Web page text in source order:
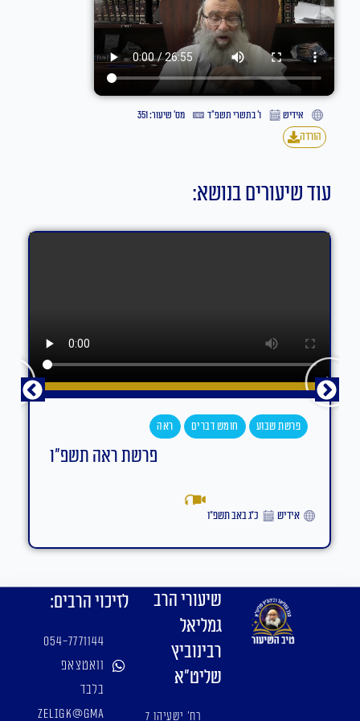
אידיש ו׳ בתשרי תשפ״ד
מס' שיעור: 351
הורדה
עוד שיעורים בנושא:
פרשת שבוע חומש דברים ראה
פרשת ראה תשפ"ו
אידיש כ״ג באב תשפ״ו
שיעורי הרב
גמליאל
רבינוביץ
שליט"א
רח' ישעיהו 7
לזיכוי הרבים:
054-7771144
וואטצאפ
בלבד
zeligk@gma